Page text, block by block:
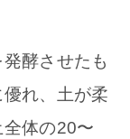
酵させたも
れ、土が柔
体の20〜